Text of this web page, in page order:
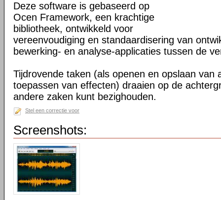
Deze software is gebaseerd op
Ocen Framework, een krachtige
bibliotheek, ontwikkeld voor
vereenvoudiging en standaardisering van
bewerking- en analyse-applicaties tussen de
Tijdrovende taken (als openen en opslaan van
toepassen van effecten) draaien op de
andere zaken kunt bezighouden.
Stel een correctie voor
Screenshots: